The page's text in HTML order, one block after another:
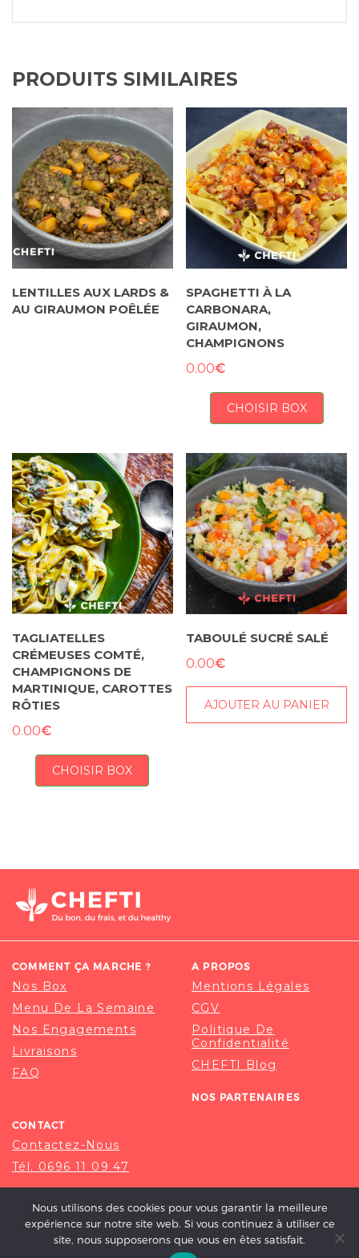
PRODUITS SIMILAIRES
LENTILLES AUX LARDS &
AU GIRAUMON POÊLÉE
SPAGHETTI À LA
CARBONARA,
GIRAUMON,
CHAMPIGNONS
0.00€
CHOISIR BOX
TAGLIATELLES
CRÉMEUSES COMTÉ,
CHAMPIGNONS DE
MARTINIQUE, CAROTTES
RÔTIES
0.00€
CHOISIR BOX
TABOULÉ SUCRÉ SALÉ
0.00€
AJOUTER AU PANIER
COMMENT ÇA MARCHE ?
Nos Box
Menu De La Semaine
Nos Engagements
Livraisons
FAQ
A PROPOS
Mentions Légales
CGV
Politique De
Confidentialité
CHEFTI Blog
NOS PARTENAIRES
CONTACT
Contactez-Nous
Tél. 0696 11 09 47
Nous utilisons des cookies pour vous garantir la meilleure
expérience sur notre site web. Si vous continuez à utiliser ce
site, nous supposerons que vous en êtes satisfait.